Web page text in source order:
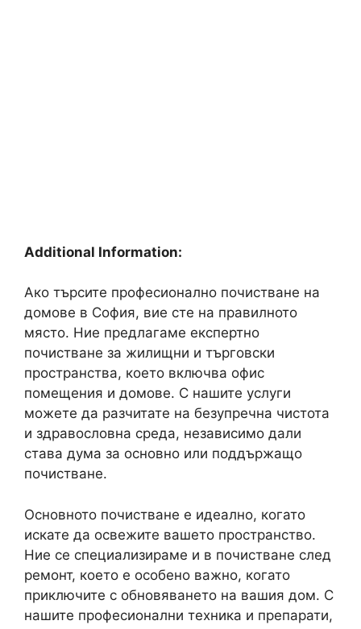
Additional Information:
Ако търсите професионално почистване на
домове в София, вие сте на правилното
място. Ние предлагаме експертно
почистване за жилищни и търговски
пространства, което включва офис
помещения и домове. С нашите услуги
можете да разчитате на безупречна чистота
и здравословна среда, независимо дали
става дума за основно или поддържащо
почистване.
Основното почистване е идеално, когато
искате да освежите вашето пространство.
Ние се специализираме и в почистване след
ремонт, което е особено важно, когато
приключите с обновяването на вашия дом. С
нашите професионални техника и препарати,